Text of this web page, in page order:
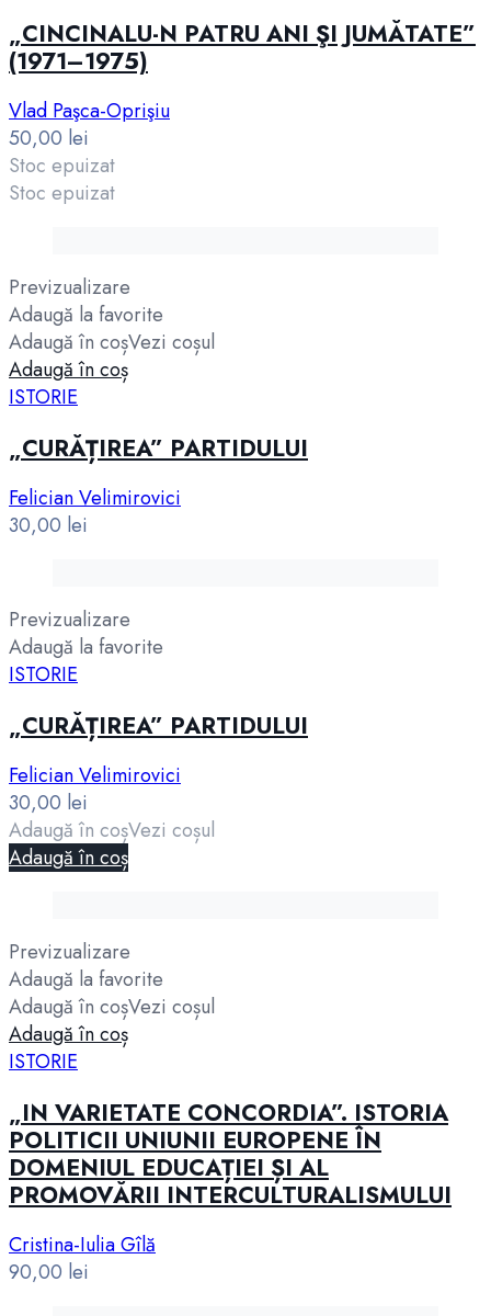
„CINCINALU-N PATRU ANI ŞI JUMĂTATE”
(1971–1975)
Vlad Paşca-Oprişiu
50,00 lei
Stoc epuizat
Stoc epuizat
Previzualizare
Adaugă la favorite
Adaugă în coșVezi coșul
Adaugă în coș
ISTORIE
„CURĂȚIREA” PARTIDULUI
Felician Velimirovici
30,00 lei
Previzualizare
Adaugă la favorite
ISTORIE
„CURĂȚIREA” PARTIDULUI
Felician Velimirovici
30,00 lei
Adaugă în coșVezi coșul
Adaugă în coș
Previzualizare
Adaugă la favorite
Adaugă în coșVezi coșul
Adaugă în coș
ISTORIE
„IN VARIETATE CONCORDIA”. ISTORIA
POLITICII UNIUNII EUROPENE ÎN
DOMENIUL EDUCAȚIEI ȘI AL
PROMOVĂRII INTERCULTURALISMULUI
Cristina-Iulia Gîlă
90,00 lei